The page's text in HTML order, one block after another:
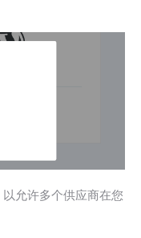
允许多个供应商在您